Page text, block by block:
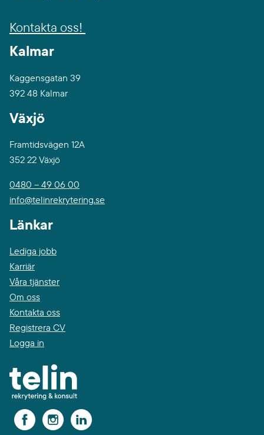
Kontakta oss!
Kalmar
Kaggensgatan 39
392 48 Kalmar
Växjö
Framtidsvägen 12A
352 22 Växjö
0480 – 49 06 00
info@telinrekrytering.se
Länkar
Lediga jobb
Karriär
Våra tjänster
Om oss
Kontakta oss
Registrera CV
Logga in